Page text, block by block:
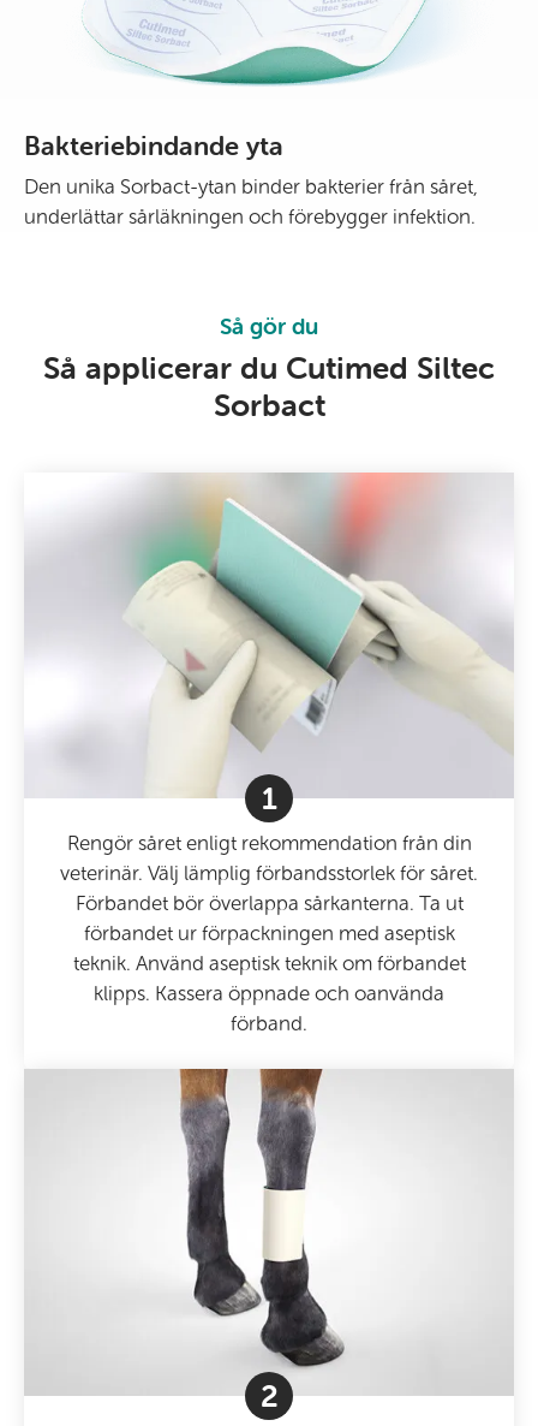
Bakteriebindande yta
Den unika Sorbact-ytan binder bakterier från såret,
underlättar sårläkningen och förebygger infektion.
Så gör du
Så applicerar du Cutimed Siltec
Sorbact
1
Rengör såret enligt rekommendation från din
veterinär. Välj lämplig förbandsstorlek för såret.
Förbandet bör överlappa sårkanterna. Ta ut
förbandet ur förpackningen med aseptisk
teknik. Använd aseptisk teknik om förbandet
klipps. Kassera öppnade och oanvända
förband.
2